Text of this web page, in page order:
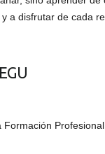
a disfrutar de cada